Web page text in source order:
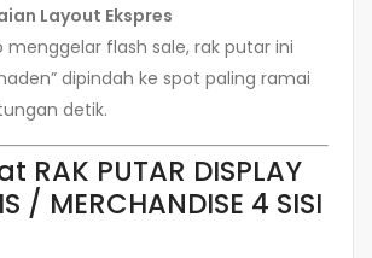
Layout Ekspres
menggelar flash sale, rak putar ini
dipindah ke spot paling ramai
detik.
RAK PUTAR DISPLAY
/ MERCHANDISE 4 SISI